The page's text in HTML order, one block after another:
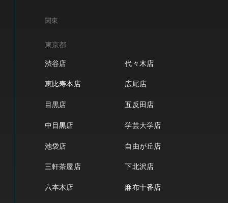
関東
東京都
渋谷店 代々木店
恵比寿本店 広尾店
目黒店 五反田店
中目黒店 学芸大学店
池袋店 自由が丘店
三軒茶屋店 下北沢店
六本木店 麻布十番店